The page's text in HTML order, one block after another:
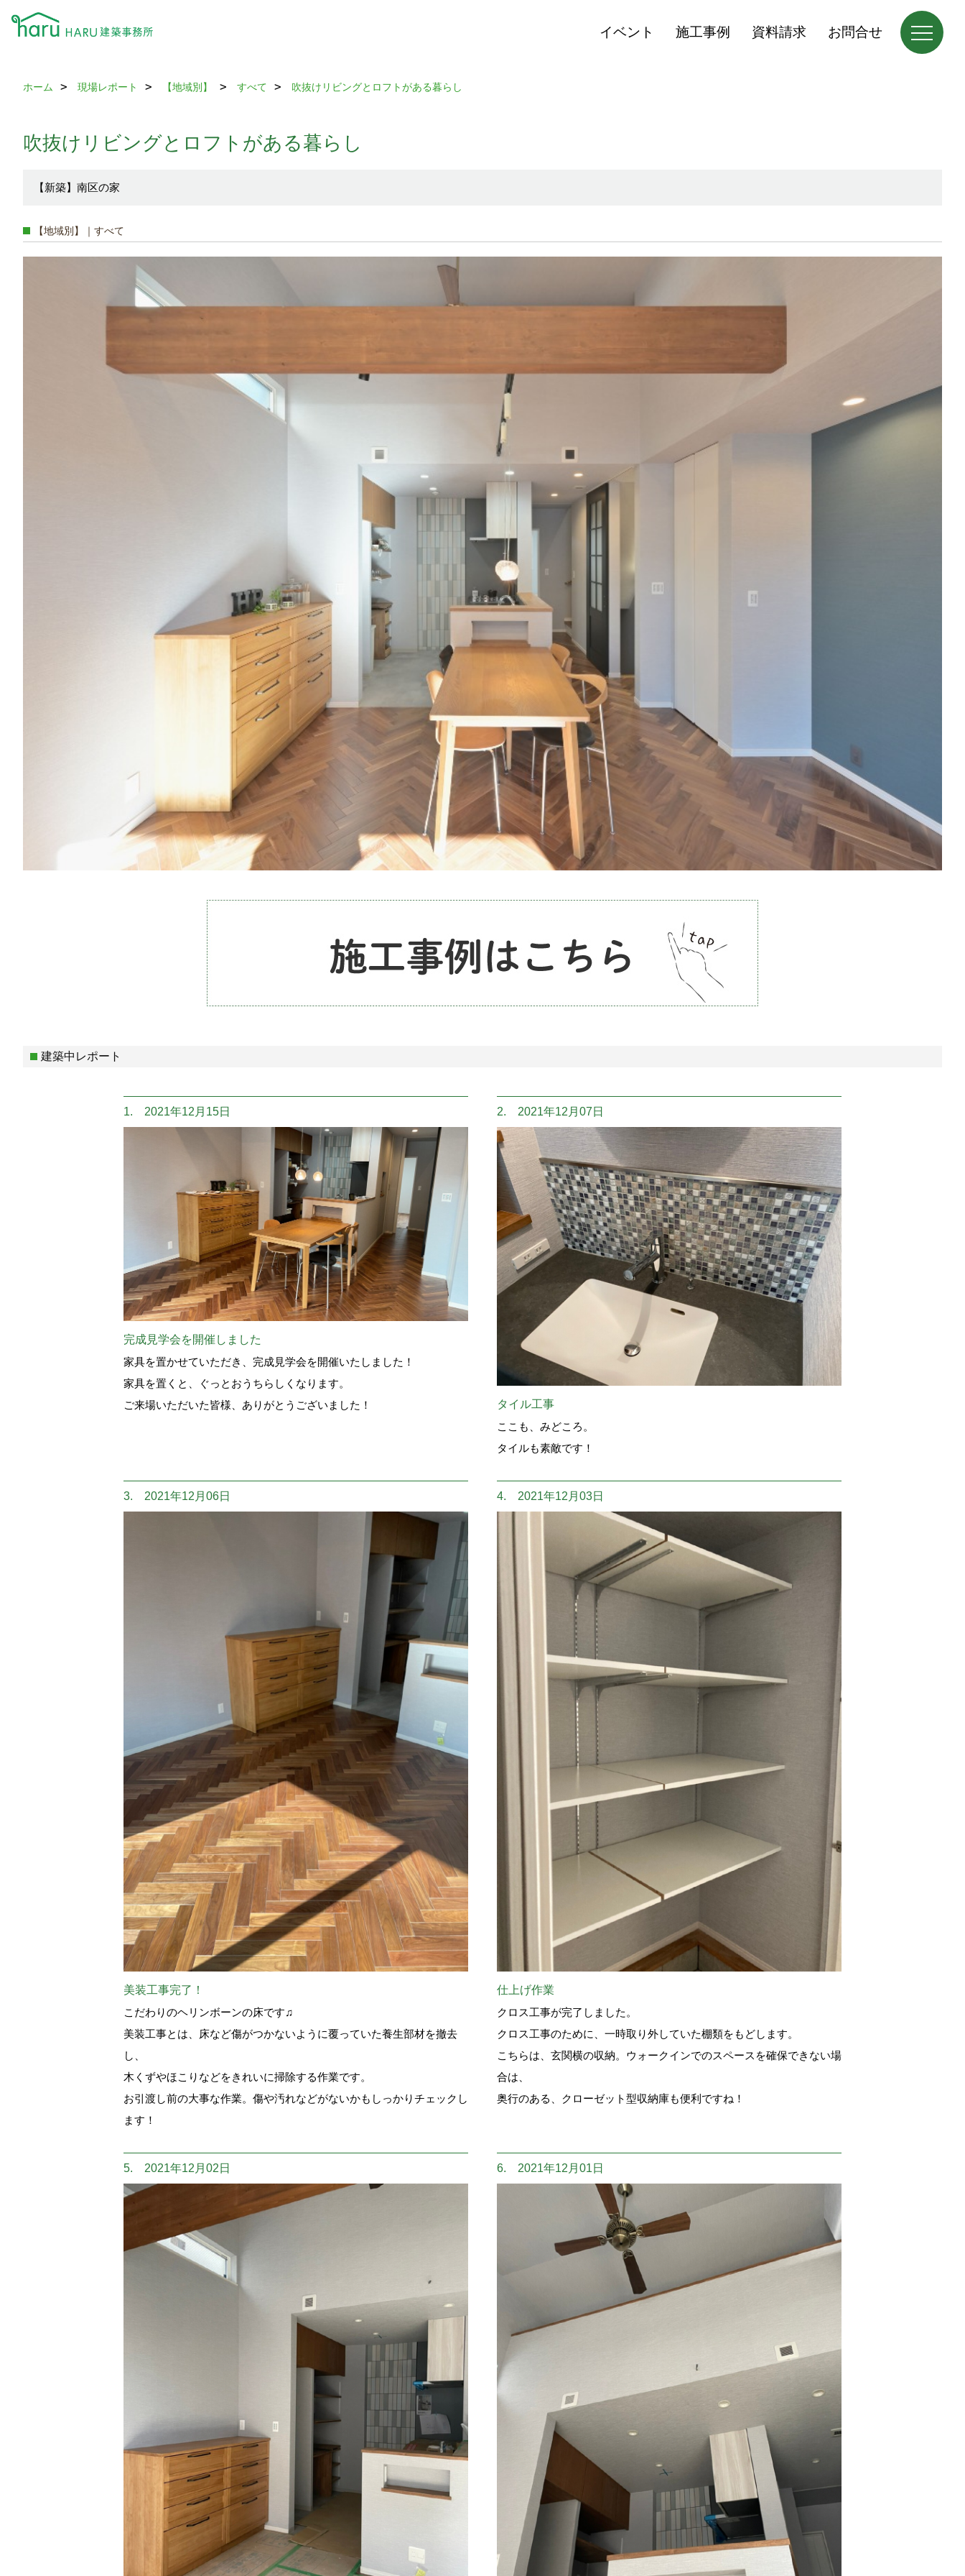
イベント 施工事例 資料請求 お問合せ
ホーム 現場レポート 【地域別】 すべて 吹抜けリビングとロフトがある暮らし
吹抜けリビングとロフトがある暮らし
【新築】南区の家
【地域別】｜すべて
建築中レポート
1. 2021年12月15日
完成見学会を開催しました
家具を置かせていただき、完成見学会を開催いたしました！
家具を置くと、ぐっとおうちらしくなります。
ご来場いただいた皆様、ありがとうございました！
2. 2021年12月07日
タイル工事
ここも、みどころ。
タイルも素敵です！
3. 2021年12月06日
美装工事完了！
こだわりのヘリンボーンの床です♫
美装工事とは、床など傷がつかないように覆っていた養生部材を撤去
し、
木くずやほこりなどをきれいに掃除する作業です。
お引渡し前の大事な作業。傷や汚れなどがないかもしっかりチェックし
ます！
4. 2021年12月03日
仕上げ作業
クロス工事が完了しました。
クロス工事のために、一時取り外していた棚類をもどします。
こちらは、玄関横の収納。ウォークインでのスペースを確保できない場
合は、
奥行のある、クローゼット型収納庫も便利ですね！
5. 2021年12月02日 6. 2021年12月01日